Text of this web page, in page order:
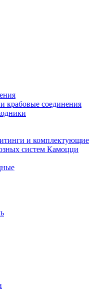
крабовые соединения
и комплектующие
систем Камоцци